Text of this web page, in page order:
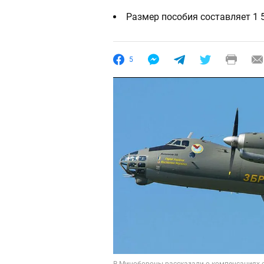
Размер пособия составляет 1
5